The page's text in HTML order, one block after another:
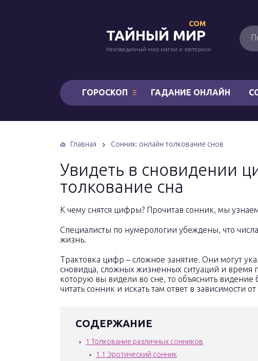
ТАЙНЫЙ МИР
COM
Неизведанный мир магии и эзотерики
ГОРОСКОП ГАДАНИЕ ОНЛАЙН
Главная Сонник: онлайн толкование снов
Увидеть в сновидении
толкование сна
К чему снятся цифры? Прочитав сонник, мы
Специалисты по нумерологии убеждены, что
жизнь.
Трактовка цифр – сложное занятие. Они могут
сновидца, сложных жизненных ситуаций и время
которую вы видели во сне, то объяснить видение
читать сонник и искать там ответ в зависимости
СОДЕРЖАНИЕ
1 Толкование различных сонников
1.1 Эротический сонник